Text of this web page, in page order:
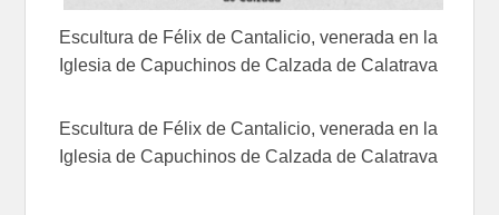
Escultura de Félix de Cantalicio, venerada en la
Iglesia de Capuchinos de Calzada de Calatrava
Escultura de Félix de Cantalicio, venerada en la
Iglesia de Capuchinos de Calzada de Calatrava